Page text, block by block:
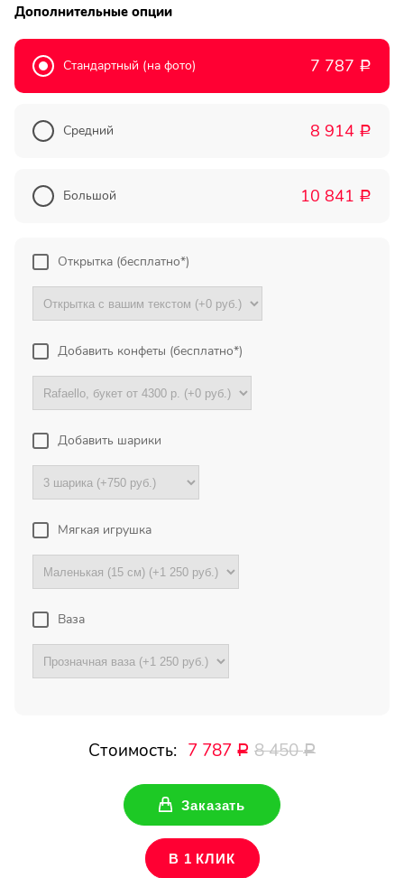
Тымовское,
обл.
Огромное спасибо за
компетентную помощь в
выборе букета. Спасибо
большое. Доставка пришла
вовремя. Остаюсь Вашим
Тамара
Гидроторф,
область
Букет с хризантемами и
герберами оказался очень
Спасибо !
Все отзывы
наших акциях и скидках
Дополнительные опции
Стандартный (на фото) 7 787 Р
Средний 8 914 Р
Большой 10 841 Р
Открытка (бесплатно*)
Добавить конфеты (бесплатно*)
Добавить шарики
Мягкая игрушка
Ваза
Стоимость: 7 787 Р 8 450Р
Заказать
В 1 КЛИК